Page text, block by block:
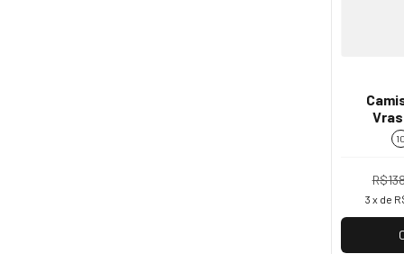
10
3 x de